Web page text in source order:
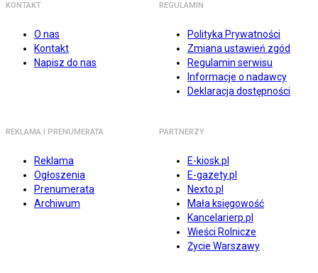
KONTAKT
O nas
Kontakt
Napisz do nas
REGULAMIN
Polityka Prywatności
Zmiana ustawień zgód
Regulamin serwisu
Informacje o nadawcy
Deklaracja dostępności
REKLAMA I PRENUMERATA
Reklama
Ogłoszenia
Prenumerata
Archiwum
PARTNERZY
E-kiosk.pl
E-gazety.pl
Nexto.pl
Mała księgowość
Kancelarierp.pl
Wieści Rolnicze
Życie Warszawy